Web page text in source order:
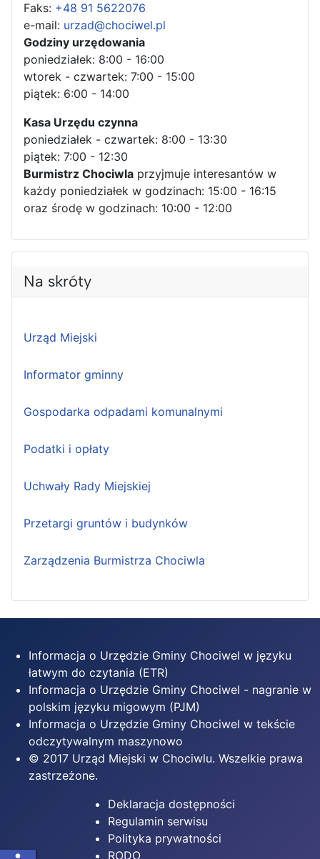
Faks: +48 91 5622076
e-mail: urzad@chociwel.pl
Godziny urzędowania
poniedziałek: 8:00 - 16:00
wtorek - czwartek: 7:00 - 15:00
piątek: 6:00 - 14:00
Kasa Urzędu czynna
poniedziałek - czwartek: 8:00 - 13:30
piątek: 7:00 - 12:30
Burmistrz Chociwla przyjmuje interesantów w
każdy poniedziałek w godzinach: 15:00 - 16:15
oraz środę w godzinach: 10:00 - 12:00
Na skróty
Urząd Miejski
Informator gminny
Gospodarka odpadami komunalnymi
Podatki i opłaty
Uchwały Rady Miejskiej
Przetargi gruntów i budynków
Zarządzenia Burmistrza Chociwla
Informacja o Urzędzie Gminy Chociwel w języku
łatwym do czytania (ETR)
Informacja o Urzędzie Gminy Chociwel - nagranie w
polskim języku migowym (PJM)
Informacja o Urzędzie Gminy Chociwel w tekście
odczytywalnym maszynowo
© 2017 Urząd Miejski w Chociwlu. Wszelkie prawa
zastrzeżone.
Deklaracja dostępności
Regulamin serwisu
Polityka prywatności
RODO